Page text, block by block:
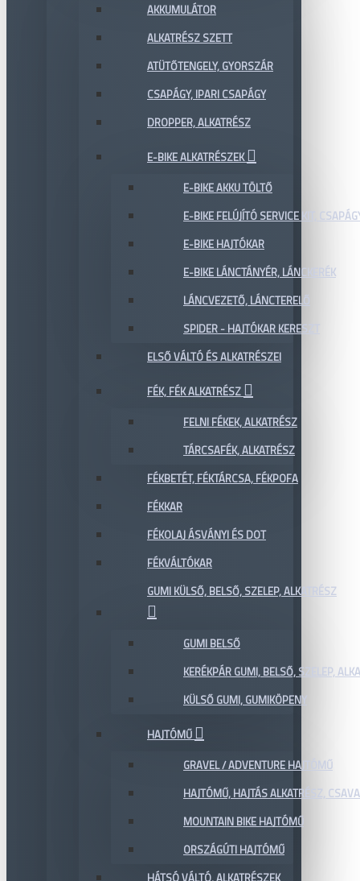
AKKUMULÁTOR
ALKATRÉSZ SZETT
ATÜTŐTENGELY, GYORSZÁR
CSAPÁGY, IPARI CSAPÁGY
DROPPER, ALKATRÉSZ
E-BIKE ALKATRÉSZEK
E-BIKE AKKU TÖLTŐ
E-BIKE FELÚJÍTÓ SERVICE KIT,
E-BIKE HAJTÓKAR
E-BIKE LÁNCTÁNYÉR, LÁNCKERÉK
LÁNCVEZETŐ, LÁNCTERELŐ
SPIDER - HAJTÓKAR KERESZT
ELSŐ VÁLTÓ ÉS ALKATRÉSZEI
FÉK, FÉK ALKATRÉSZ
FELNI FÉKEK, ALKATRÉSZ
TÁRCSAFÉK, ALKATRÉSZ
FÉKBETÉT, FÉKTÁRCSA, FÉKPOFA
FÉKKAR
FÉKOLAJ ÁSVÁNYI ÉS DOT
FÉKVÁLTÓKAR
GUMI KÜLSŐ, BELSŐ, SZELEP, ALKATRÉSZ
GUMI BELSŐ
KERÉKPÁR GUMI, BELSŐ, SZELEP,
KÜLSŐ GUMI, GUMIKÖPENY
HAJTÓMŰ
GRAVEL / ADVENTURE HAJTÓMŰ
HAJTÓMŰ, HAJTÁS ALKATRÉSZ,
MOUNTAIN BIKE HAJTÓMŰ
ORSZÁGÚTI HAJTÓMŰ
HÁTSÓ VÁLTÓ, ALKATRÉSZEK